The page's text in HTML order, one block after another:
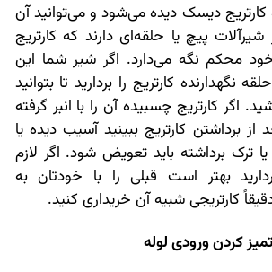
کارتریج دیسک دیده می‌شود و می‌توانید آن
شیرآلات پیچ یا حلقه‌ای دارند که کارتریج
محکم نگه می‌دارد. اگر شیر شما این
نگهدارنده کارتریج را بردارید تا بتوانید
اگر کارتریج چسبیده آن را با انبر گرفته
برداشتن کارتریج ببینید آسیب دیده یا
ترک برداشته باید تعویض شود. اگر لازم
بهتر است قبلی را با خودتان به
دقیقاً کارتریجی شبیه آن خریداری کنید.